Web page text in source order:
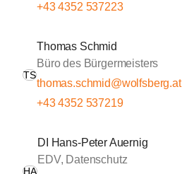
+43 4352 537223
TS
Thomas Schmid
Büro des Bürgermeisters
thomas.schmid@wolfsberg.at
+43 4352 537219
HA
DI Hans-Peter Auernig
EDV, Datenschutz